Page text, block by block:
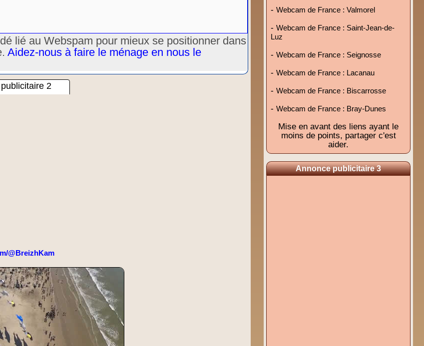
lié au Webspam pour mieux se positionner dans
Aidez-nous à faire le ménage en nous le
2
@BreizhKam
- Webcam de France : Valmorel
- Webcam de France : Saint-Jean-de-
Luz
- Webcam de France : Seignosse
- Webcam de France : Lacanau
- Webcam de France : Biscarrosse
- Webcam de France : Bray-Dunes
Mise en avant des liens ayant le
moins de points, partager c'est
aider.
Annonce publicitaire 3